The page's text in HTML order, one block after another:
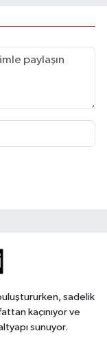
sadelik
kaçınıyor ve
sunuyor.